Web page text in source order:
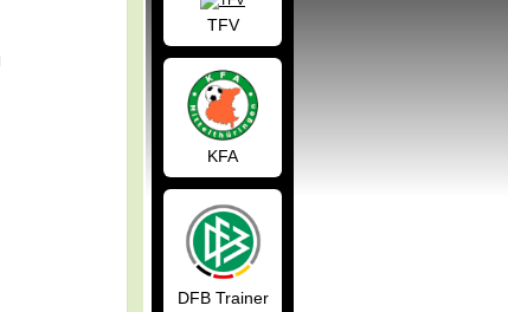
TFV
KFA
DFB Trainer